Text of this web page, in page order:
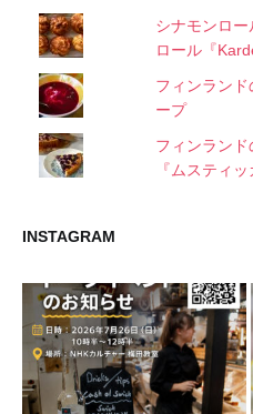
シナモンロ
ロール『
フィンラン
ープ
フィンラン
『ムスティ
INSTAGRAM